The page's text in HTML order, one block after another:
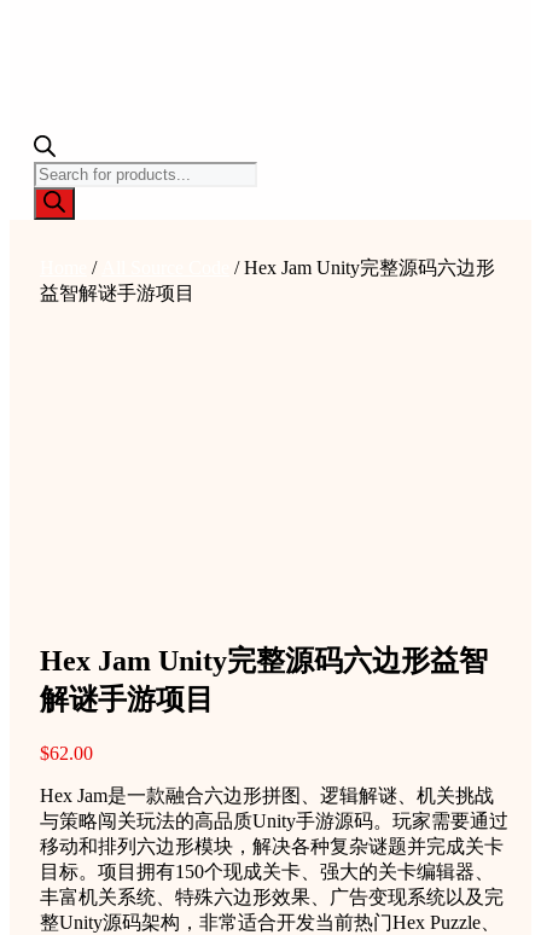
Products
search
/
/ Hex Jam Unity完整源码六边形
益智解谜手游项目
Hex Jam Unity完整源码六边形益智
解谜手游项目
$62.00
Hex Jam是一款融合六边形拼图、逻辑解谜、机关挑战
与策略闯关玩法的高品质Unity手游源码。玩家需要通过
移动和排列六边形模块，解决各种复杂谜题并完成关卡
目标。项目拥有150个现成关卡、强大的关卡编辑器、
丰富机关系统、特殊六边形效果、广告变现系统以及完
整Unity源码架构，非常适合开发当前热门Hex Puzzle、